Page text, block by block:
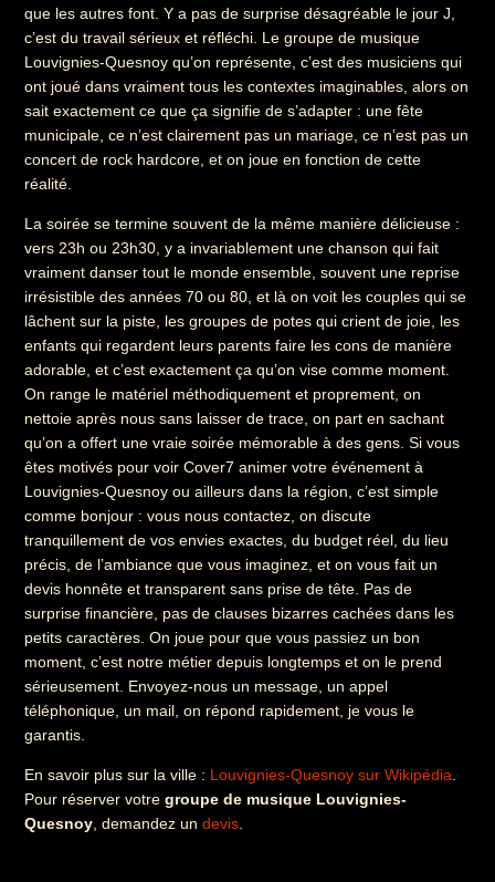
que les autres font. Y a pas de surprise désagréable le jour J,
c’est du travail sérieux et réfléchi. Le groupe de musique
Louvignies-Quesnoy qu’on représente, c’est des musiciens qui
ont joué dans vraiment tous les contextes imaginables, alors on
sait exactement ce que ça signifie de s’adapter : une fête
municipale, ce n’est clairement pas un mariage, ce n’est pas un
concert de rock hardcore, et on joue en fonction de cette
réalité.
La soirée se termine souvent de la même manière délicieuse :
vers 23h ou 23h30, y a invariablement une chanson qui fait
vraiment danser tout le monde ensemble, souvent une reprise
irrésistible des années 70 ou 80, et là on voit les couples qui se
lâchent sur la piste, les groupes de potes qui crient de joie, les
enfants qui regardent leurs parents faire les cons de manière
adorable, et c’est exactement ça qu’on vise comme moment.
On range le matériel méthodiquement et proprement, on
nettoie après nous sans laisser de trace, on part en sachant
qu’on a offert une vraie soirée mémorable à des gens. Si vous
êtes motivés pour voir Cover7 animer votre événement à
Louvignies-Quesnoy ou ailleurs dans la région, c’est simple
comme bonjour : vous nous contactez, on discute
tranquillement de vos envies exactes, du budget réel, du lieu
précis, de l’ambiance que vous imaginez, et on vous fait un
devis honnête et transparent sans prise de tête. Pas de
surprise financière, pas de clauses bizarres cachées dans les
petits caractères. On joue pour que vous passiez un bon
moment, c’est notre métier depuis longtemps et on le prend
sérieusement. Envoyez-nous un message, un appel
téléphonique, un mail, on répond rapidement, je vous le
garantis.
En savoir plus sur la ville : Louvignies-Quesnoy sur Wikipédia
Pour réserver votregroupe de musique Louvignies-
Quesnoy , demandez undevis